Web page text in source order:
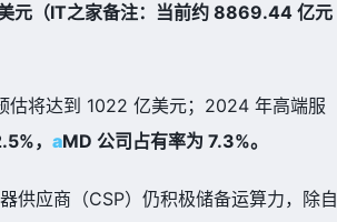
元（IT之家备注：当前约 8869.44 亿元
将达到 1022 亿美元；2024 年高端服
， aMD 公司占有率为 7.3%。
供应商（CSP）仍积极储备运算力，除